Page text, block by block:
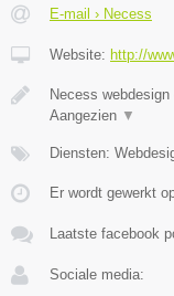
E-mail › Necess
Website: http://
Necess
Aangezien ▼
Diensten:
Er wordt gewerkt
Laatste facebook
Sociale media: